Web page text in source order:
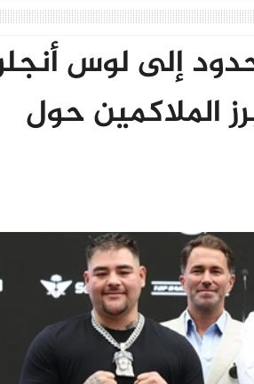
إلى لوس
الملاكمين حول